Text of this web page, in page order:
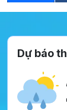
Dự báo